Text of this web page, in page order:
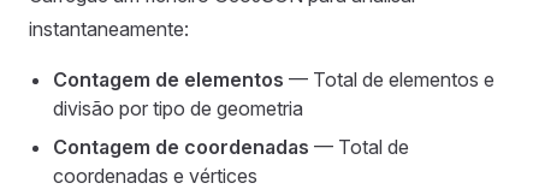
instantaneamente:
Contagem de elementos — Total de elementos e
divisão por tipo de geometria
Contagem de coordenadas — Total de
coordenadas e vértices